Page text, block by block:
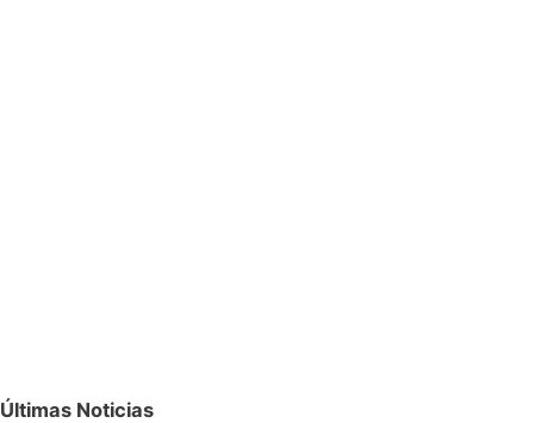
Últimas Noticias